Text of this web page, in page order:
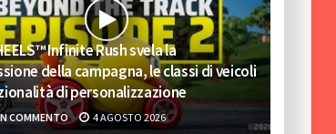
Infinite Rush svela la
della campagna, le classi di veicoli
di personalizzazione
COMMENTO 4 AGOSTO 2026